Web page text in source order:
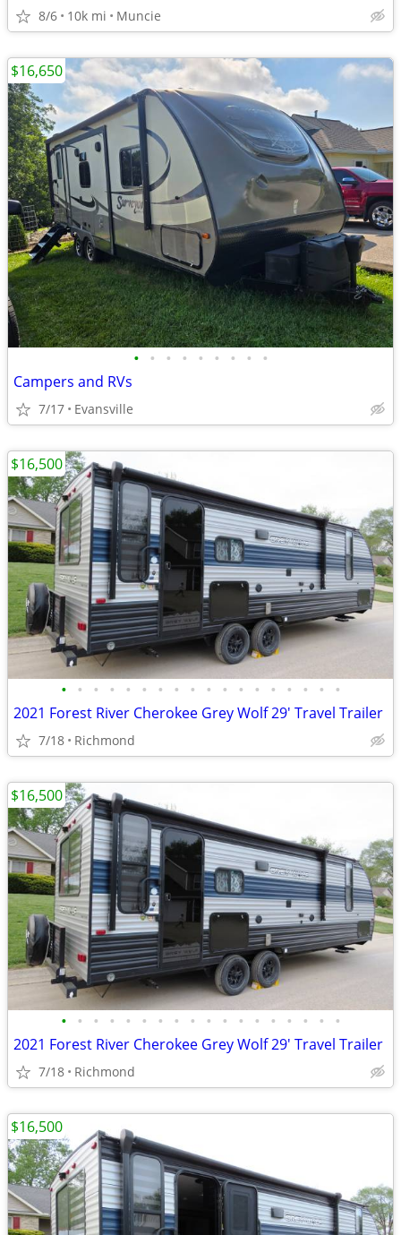
8/6 10k mi Muncie
• • • • • • • • •
Campers and RVs
7/17 Evansville
$16,650
• • • • • • • • • • • • • • • • • •
2021 Forest River Cherokee Grey Wolf 29' Travel Trailer
7/18 Richmond
$16,500
• • • • • • • • • • • • • • • • • •
2021 Forest River Cherokee Grey Wolf 29' Travel Trailer
7/18 Richmond
$16,500
$16,500